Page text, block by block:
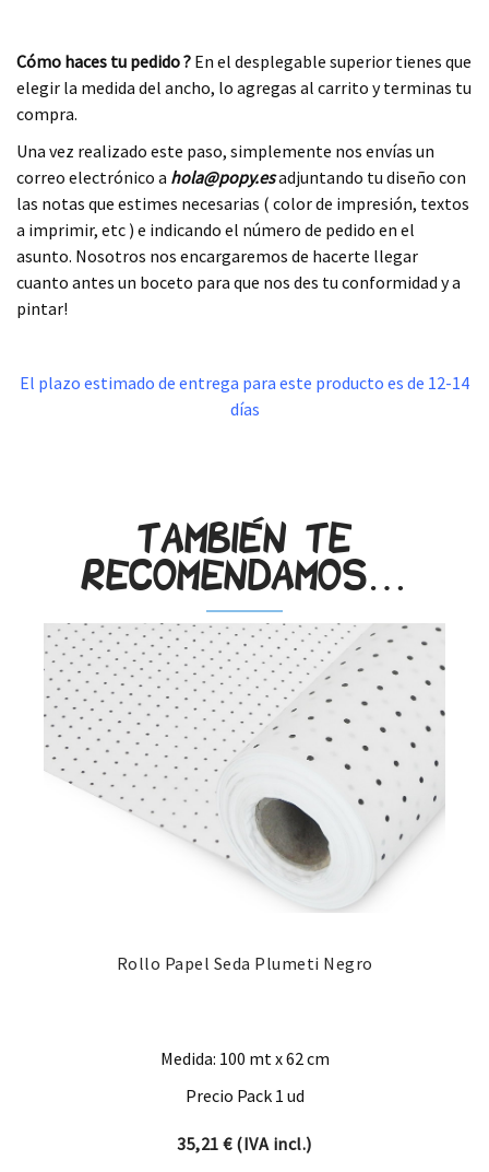
Cómo haces tu pedido ? En el desplegable superior tienes que
elegir la medida del ancho, lo agregas al carrito y terminas tu
compra.
Una vez realizado este paso, simplemente nos envías un
correo electrónico a hola@popy.esadjuntando tu diseño con
las notas que estimes necesarias ( color de impresión, textos
a imprimir, etc ) e indicando el número de pedido en el
asunto. Nosotros nos encargaremos de hacerte llegar
cuanto antes un boceto para que nos des tu conformidad y a
pintar!
El plazo estimado de entrega para este producto es de 12-14
días
También te
recomendamos…
Rollo Papel Seda Plumeti Negro
Medida: 100 mt x 62 cm
Precio Pack 1 ud
35,21€(IVA incl.)